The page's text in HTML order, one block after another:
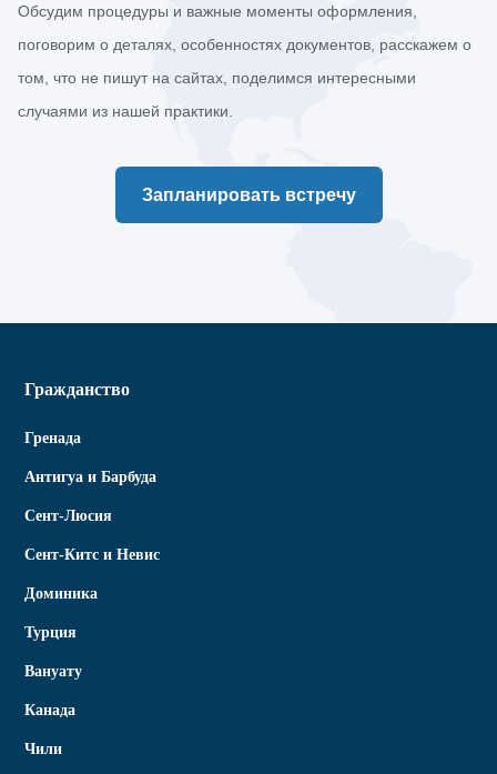
Обсудим процедуры и важные моменты оформления,
поговорим о деталях, особенностях документов, расскажем о
том, что не пишут на сайтах, поделимся интересными
случаями из нашей практики.
Запланировать встречу
Гражданство
Гренада
Антигуа и Барбуда
Сент-Люсия
Сент-Китс и Невис
Доминика
Турция
Вануату
Канада
Чили